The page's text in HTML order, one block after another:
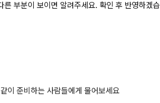
른 부분이 보이면 알려주세요. 확인 후 반영하겠
이 준비하는 사람들에게 물어보세요